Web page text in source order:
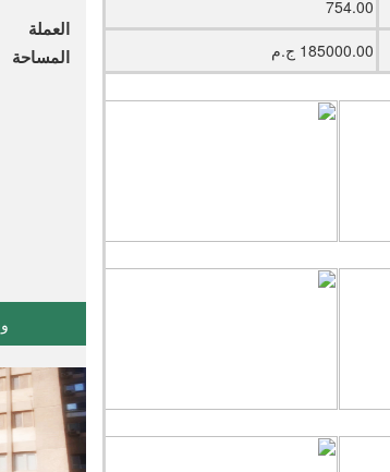
754.00
185000.00 ج.م
العملة
المساحة